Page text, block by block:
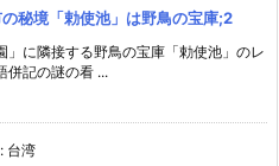
秘境「勅使池」は野鳥の宝庫;2
」に隣接する野鳥の宝庫「勅使池」のレ
併記の謎の看 ...
: 台湾